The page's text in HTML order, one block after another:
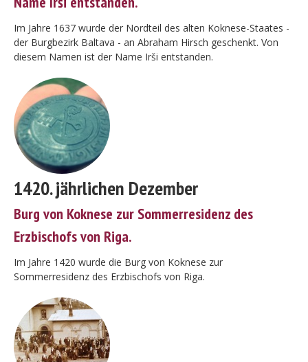
Im Jahre 1637 wurde der Nordteil des alten Koknese-Staates -
der Burgbezirk Baltava - an Abraham Hirsch geschenkt. Von
diesem Namen ist der Name Irši entstanden.
1420. jährlichen Dezember
Burg von Koknese zur Sommerresidenz des
Erzbischofs von Riga.
Im Jahre 1420 wurde die Burg von Koknese zur
Sommerresidenz des Erzbischofs von Riga.